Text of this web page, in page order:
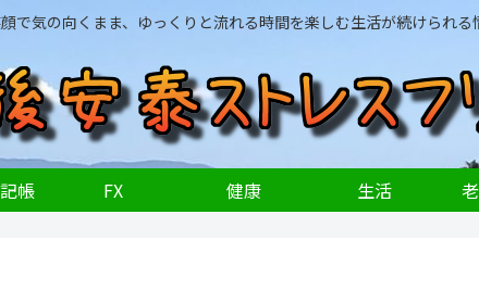
で気の向くまま、ゆっくりと流れる時間を楽しむ生活が続けられる
帳 FX 健康 生活